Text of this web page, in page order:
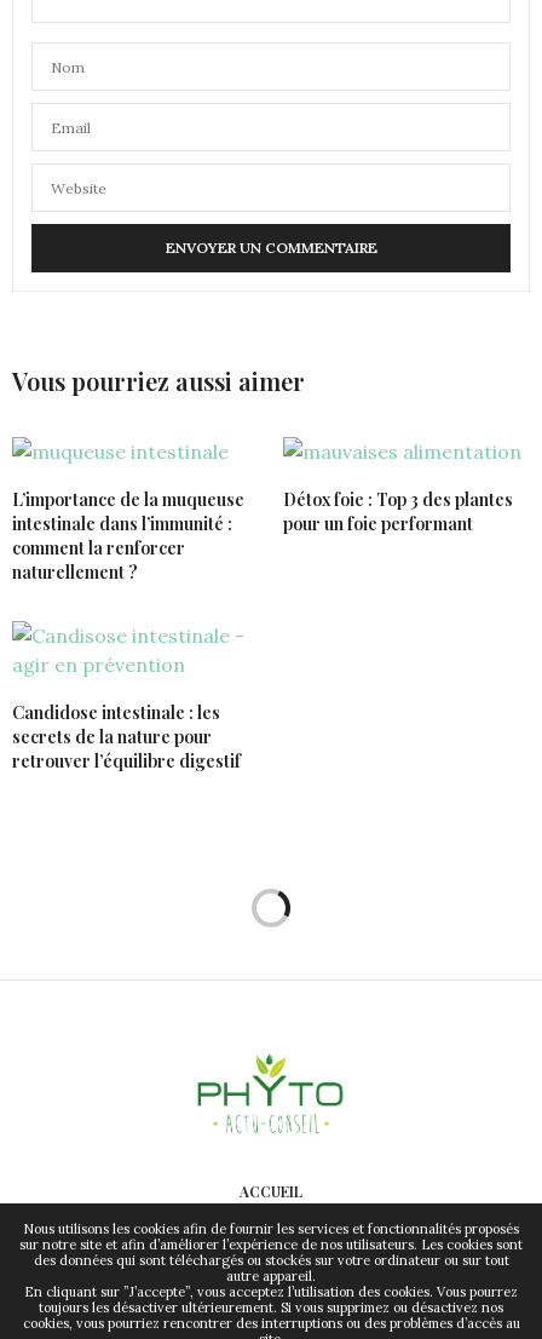
Vous pourriez aussi aimer
L’importance de la muqueuse
intestinale dans l’immunité :
comment la renforcer
naturellement ?
Détox foie : Top 3 des plantes
pour un foie performant
Candidose intestinale : les
secrets de la nature pour
retrouver l’équilibre digestif
ACCUEIL
CONTACT
MENTIONS LÉGALES & RGPD
Nous utilisons les cookies afin de fournir les services et fonctionnalités proposés
sur notre site et afin d’améliorer l’expérience de nos utilisateurs. Les cookies sont
des données qui sont téléchargés ou stockés sur votre ordinateur ou sur tout
autre appareil.
En cliquant sur ”J’accepte”, vous acceptez l’utilisation des cookies. Vous pourrez
toujours les désactiver ultérieurement. Si vous supprimez ou désactivez nos
cookies, vous pourriez rencontrer des interruptions ou des problèmes d’accès au